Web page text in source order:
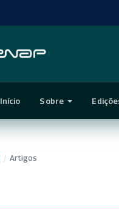
Início Sobre
/ Artigos